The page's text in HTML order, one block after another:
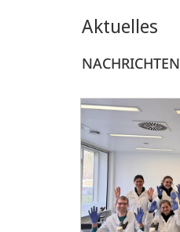
Aktuelles
NACHRICHTEN